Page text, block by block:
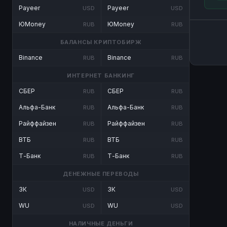
Payeer USD
ЮMoney RUB
Payeer USD
ЮMoney RUB
БАЛАНСЫ КРИПТОБИРЖ
Binance RUB Binance RUB
ИНТЕРНЕТ БАНКИНГ
СБЕР RUB
Альфа-Банк RUB
Райффайзен RUB
ВТБ RUB
Т-Банк RUB
СБЕР RUB
Альфа-Банк RUB
Райффайзен RUB
ВТБ RUB
Т-Банк RUB
ДЕНЕЖНЫЕ ПЕРЕВОДЫ
ЗК USD
WU USD
ЗК USD
WU USD
НАЛИЧНЫЕ ДЕНЬГИ